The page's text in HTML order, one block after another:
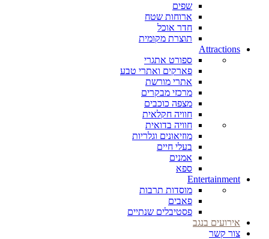
שפים
ארוחות שטח
חדר אוכל
תוצרת מקומית
Attractions
ספורט אתגרי
פארקים ואתרי טבע
אתרי מורשת
מרכזי מבקרים
מצפה כוכבים
חוויה חקלאית
חוויה בדואית
מוזיאונים וגלריות
בעלי חיים
אמנים
ספא
Entertainment
מוסדות תרבות
פאבים
פסטיבלים שנתיים
אירועים בנגב
צור קשר